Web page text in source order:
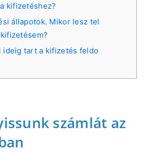
kifizetéshez?
állapotok. Mikor lesz tel
ideig tart a kifizetés feldo
számlát az